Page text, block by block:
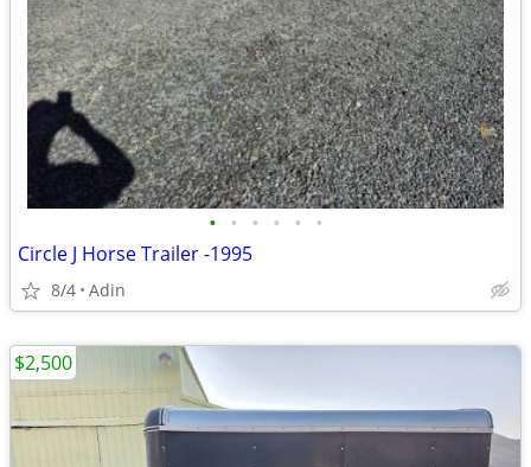
• • • • • •
Circle J Horse Trailer -1995
8/4 Adin
$2,500